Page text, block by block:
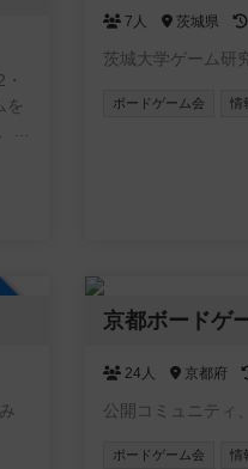
を
7人 茨城県
茨城大学ゲーム研
ボードゲーム会 情
京都ボードゲ
24人 京都府
公開コミュニティ
ボードゲーム会 情